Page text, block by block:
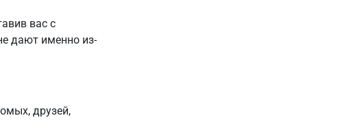
вас с
дают именно из-
друзей,